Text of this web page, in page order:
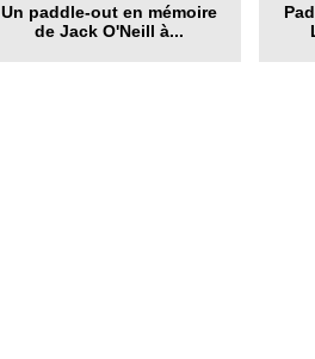
Un paddle-out en mémoire
de Jack O'Neill à...